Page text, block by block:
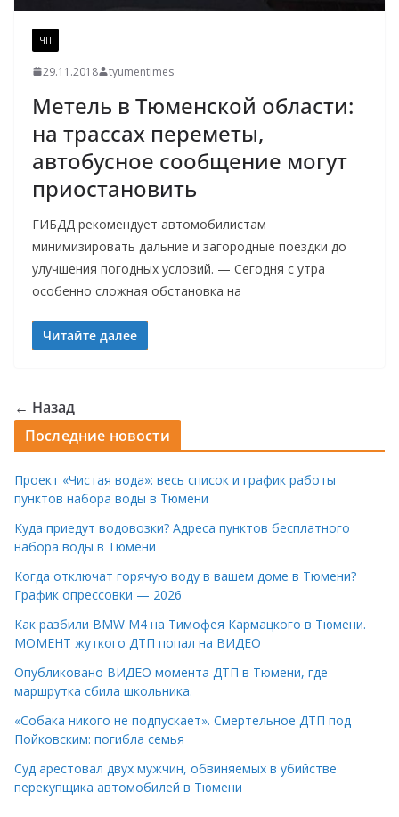
ЧП
29.11.2018 tyumentimes
Метель в Тюменской области:
на трассах переметы,
автобусное сообщение могут
приостановить
ГИБДД рекомендует автомобилистам
минимизировать дальние и загородные поездки до
улучшения погодных условий. — Сегодня с утра
особенно сложная обстановка на
Читайте далее
← Назад
Последние новости
Проект «Чистая вода»: весь список и график работы
пунктов набора воды в Тюмени
Куда приедут водовозки? Адреса пунктов бесплатного
набора воды в Тюмени
Когда отключат горячую воду в вашем доме в Тюмени?
График опрессовки — 2026
Как разбили BMW M4 на Тимофея Кармацкого в Тюмени.
МОМЕНТ жуткого ДТП попал на ВИДЕО
Опубликовано ВИДЕО момента ДТП в Тюмени, где
маршрутка сбила школьника.
«Собака никого не подпускает». Смертельное ДТП под
Пойковским: погибла семья
Суд арестовал двух мужчин, обвиняемых в убийстве
перекупщика автомобилей в Тюмени